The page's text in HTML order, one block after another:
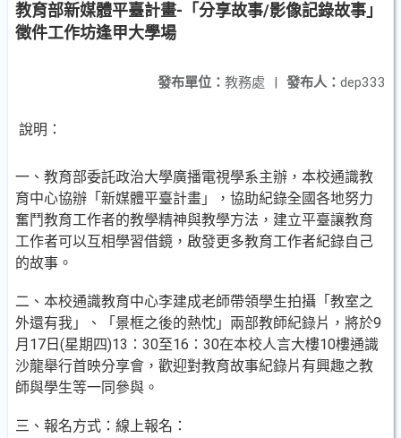
教育部新媒體平臺計畫-「分享故事/影像記錄故事」
徵件工作坊逢甲大學場
發布人： dep333
發布單位： 教務處 |
說明：
一、教育部委託政治大學廣播電視學系主辦，本校通識教
育中心協辦「新媒體平臺計畫」，協助紀錄全國各地努力
奮鬥教育工作者的教學精神與教學方法，建立平臺讓教育
工作者可以互相學習借鏡，啟發更多教育工作者紀錄自己
的故事。
二、本校通識教育中心李建成老師帶領學生拍攝「教室之
外還有我」、「景框之後的熱忱」兩部教師紀錄片，將於9
月17日(星期四)13：30至16：30在本校人言大樓10樓通識
沙龍舉行首映分享會，歡迎對教育故事紀錄片有興趣之教
師與學生等一同參與。
三、報名方式：線上報名：